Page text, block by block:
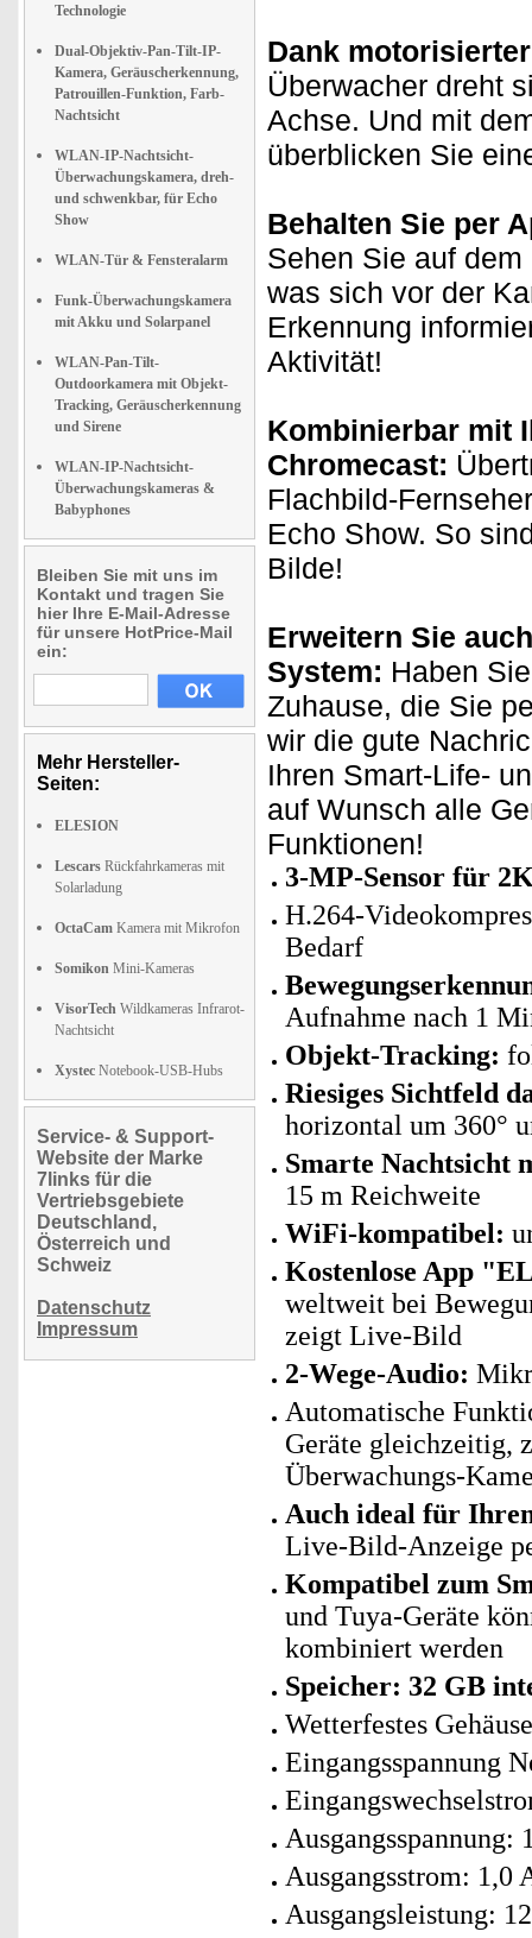
Technologie
Dual-Objektiv-Pan-Tilt-IP-
Kamera, Geräuscherkennung,
Patrouillen-Funktion, Farb-
Nachtsicht
WLAN-IP-Nachtsicht-
Überwachungskamera, dreh-
und schwenkbar, für Echo
Show
WLAN-Tür & Fensteralarm
Funk-Überwachungskamera
mit Akku und Solarpanel
WLAN-Pan-Tilt-
Outdoorkamera mit Objekt-
Tracking, Geräuscherkennung
und Sirene
WLAN-IP-Nachtsicht-
Überwachungskameras &
Babyphones
Bleiben Sie mit uns im
Kontakt und tragen Sie
hier Ihre E-Mail-Adresse
für unsere HotPrice-Mail
ein:
Mehr Hersteller-
Seiten:
ELESION
Lescars Rückfahrkameras mit
Solarladung
OctaCam Kamera mit Mikrofon
Somikon Mini-Kameras
VisorTech Wildkameras Infrarot-
Nachtsicht
Xystec Notebook-USB-Hubs
Service- & Support-
Website der Marke
7links für die
Vertriebsgebiete
Deutschland,
Österreich und
Schweiz
Datenschutz
Impressum
Dank
Überwacher dreht
Achse. Und mit
überblicken Sie
Behalten Sie per
Sehen Sie auf
was sich vor der
Erkennung
Aktivität!
Kombinierbar mit
Chromecast:
Flachbild-
Echo Show. So
Bilde!
Erweitern Sie
System: Haben
Zuhause, die Sie
wir die gute
Ihren Smart-Life-
auf Wunsch alle
Funktionen!
3-MP-Sensor für
H.264-
Bedarf
Aufnahme nach 1
Objekt-Tracking:
Riesiges Sichtfeld
horizontal um 360°
Smarte Nachtsicht
15 m Reichweite
WiFi-kompatibel:
Kostenlose App
weltweit bei
zeigt Live-Bild
2-Wege-Audio:
Automatische
Geräte gleichzeitig,
Überwachungs-
Auch ideal für
Live-Bild-Anzeige
Kompatibel zum
und Tuya-Geräte
kombiniert werden
Speicher: 32 GB
Wetterfestes
Eingangsspannung
Ausgangsspannung:
Ausgangsstrom: 1,0
Ausgangsleistung: